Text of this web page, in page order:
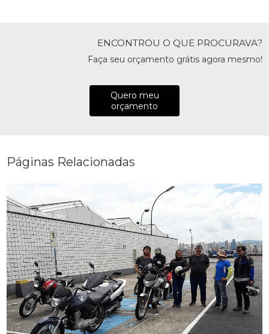
ENCONTROU O QUE PROCURAVA?
Faça seu orçamento grátis agora mesmo!
Quero meu
orçamento
Páginas Relacionadas